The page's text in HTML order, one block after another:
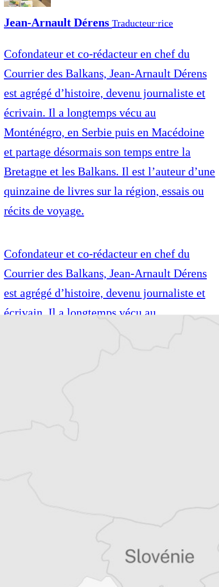
Jean-Arnault Dérens Traducteur⋅rice
Cofondateur et co-rédacteur en chef du
Courrier des Balkans, Jean-Arnault Dérens
est agrégé d’histoire, devenu journaliste et
écrivain. Il a longtemps vécu au
Monténégro, en Serbie puis en Macédoine
et partage désormais son temps entre la
Bretagne et les Balkans. Il est l’auteur d’une
quinzaine de livres sur la région, essais ou
récits de voyage.
Cofondateur et co-rédacteur en chef du
Courrier des Balkans, Jean-Arnault Dérens
est agrégé d’histoire, devenu journaliste et
écrivain. Il a longtemps vécu au